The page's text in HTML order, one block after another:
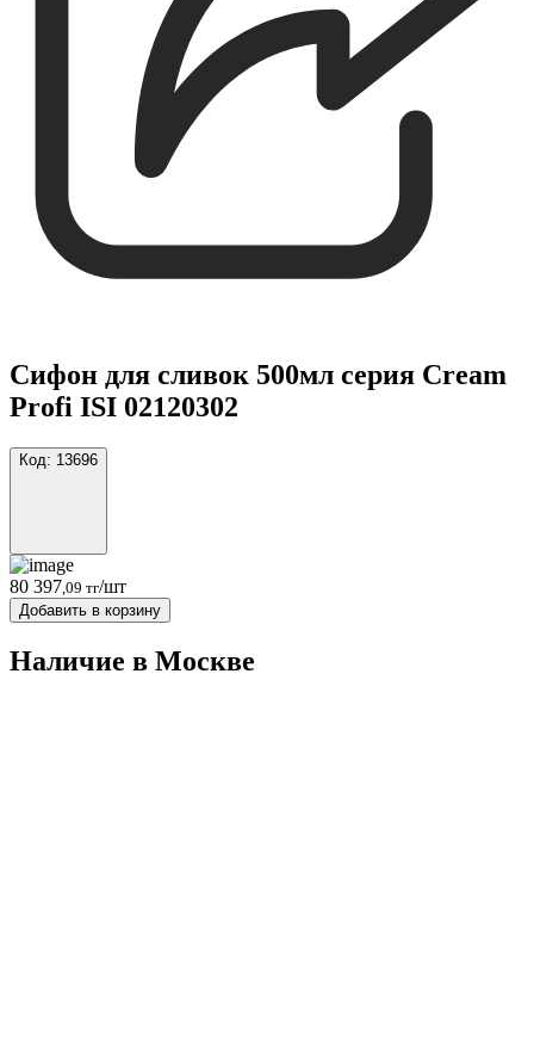
Сифон для сливок 500мл серия Cream
Profi ISI 02120302
Код: 13696
80 397 ,09 тг/шт
Добавить в корзину
Наличие в Москвe